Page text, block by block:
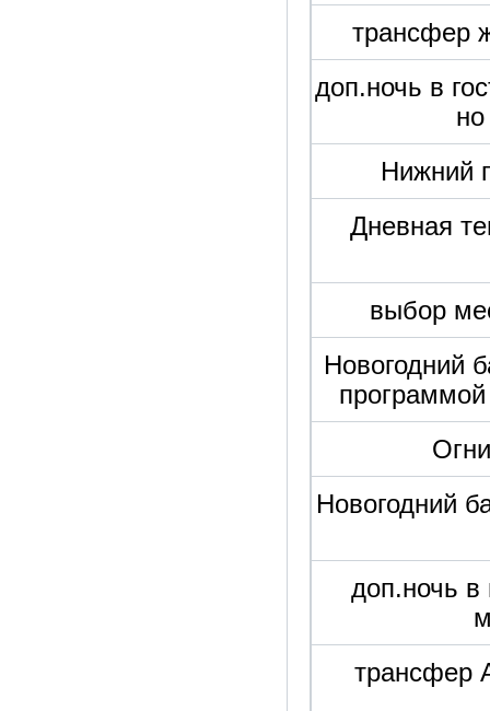
трансфер
доп.ночь в
Нижний
Дневная
выбор
Новогодний
Новогодний
доп.ночь в
трансфер